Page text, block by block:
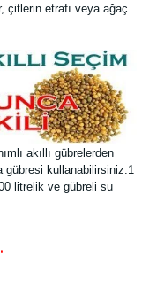
çitlerin etrafı veya ağaç
akıllı gübrelerden
gübresi kullanabilirsiniz.1
litrelik ve gübreli su